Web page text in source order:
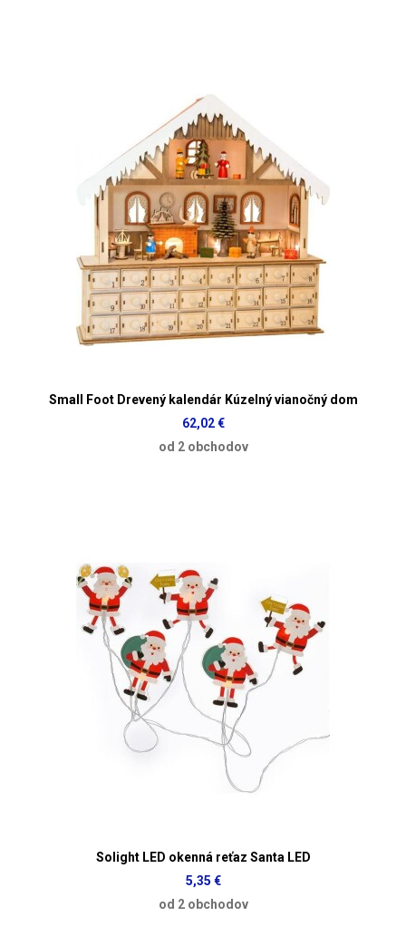
Small Foot Drevený kalendár Kúzelný vianočný dom
62,02 €
od 2 obchodov
Solight LED okenná reťaz Santa LED
5,35 €
od 2 obchodov